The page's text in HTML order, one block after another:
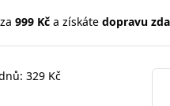
999 Kča získáte dopravu
329 Kč